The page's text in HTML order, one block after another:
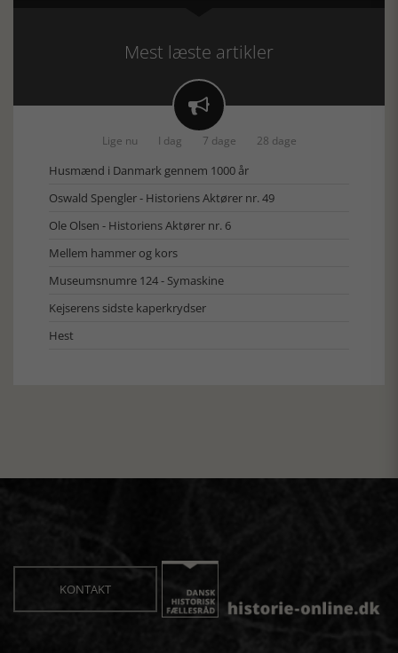
Mest læste artikler

Lige nu I dag 7 dage 28 dage
Husmænd i Danmark gennem 1000 år
Oswald Spengler - Historiens Aktører nr. 49
Ole Olsen - Historiens Aktører nr. 6
Mellem hammer og kors
Museumsnumre 124 - Symaskine
Kejserens sidste kaperkrydser
Hest
KONTAKT